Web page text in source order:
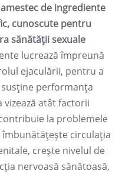
de ingrediente
cunoscute pentru
sănătății sexuale
lucrează împreună
ejaculării, pentru a
performanța
vizează atât factorii
la problemele
îmbunătățește circulația
crește nivelul de
nervoasă sănătoasă,